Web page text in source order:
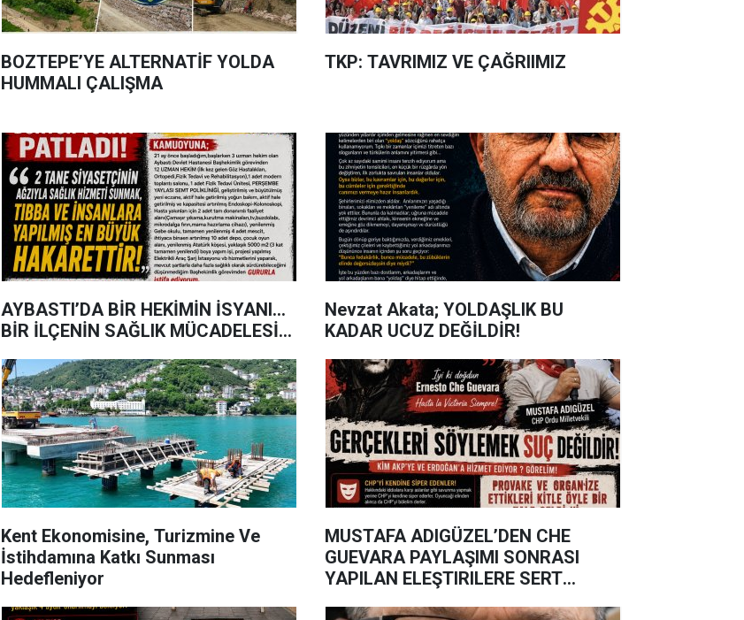
BOZTEPE’YE ALTERNATİF YOLDA
HUMMALI ÇALIŞMA
TKP: TAVRIMIZ VE ÇAĞRIIMIZ
AYBASTI’DA BİR HEKİMİN İSYANI…
BİR İLÇENİN SAĞLIK MÜCADELESİ…
Nevzat Akata; YOLDAŞLIK BU
KADAR UCUZ DEĞİLDİR!
Kent Ekonomisine, Turizmine Ve
İstihdamına Katkı Sunması
Hedefleniyor
MUSTAFA ADIGÜZEL’DEN CHE
GUEVARA PAYLAŞIMI SONRASI
YAPILAN ELEŞTIRILERE SERT